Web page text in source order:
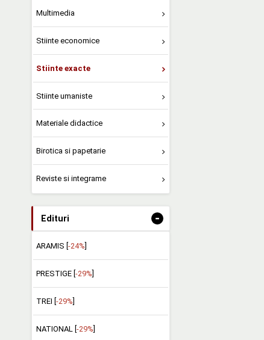
Multimedia
Stiinte economice
Stiinte exacte
Stiinte umaniste
Materiale didactice
Birotica si papetarie
Reviste si integrame
Edituri -
ARAMIS [ -24%
PRESTIGE [ -29%
TREI [ -29%
NATIONAL [-29%]